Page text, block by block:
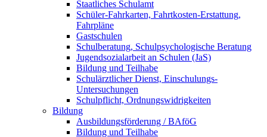
Staatliches Schulamt
Schüler-Fahrkarten, Fahrtkosten-Erstattung,
Fahrpläne
Gastschulen
Schulberatung, Schulpsychologische Beratung
Jugendsozialarbeit an Schulen (JaS)
Bildung und Teilhabe
Schulärztlicher Dienst, Einschulungs-
Untersuchungen
Schulpflicht, Ordnungswidrigkeiten
Bildung
Ausbildungsförderung / BAföG
Bildung und Teilhabe